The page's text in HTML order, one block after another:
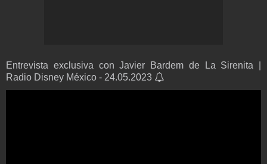
Entrevista exclusiva con Javier Bardem de La Sirenita |
Radio Disney México - 24.05.2023